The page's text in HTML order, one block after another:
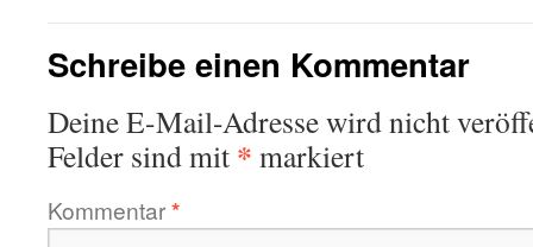
Schreibe einen Kommentar
Deine E-Mail-Adresse wird nicht
Felder sind mit * markiert
Kommentar*